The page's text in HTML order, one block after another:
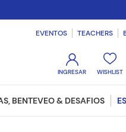
EVENTOS TEACHERS
WISHLIST
BENTEVEO & DESAFIOS